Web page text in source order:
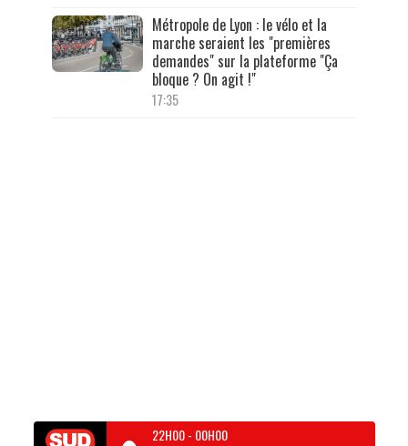
Métropole de Lyon : le vélo et la
marche seraient les "premières
demandes" sur la plateforme "Ça
bloque ? On agit !"
17:35
22H00- 00H00